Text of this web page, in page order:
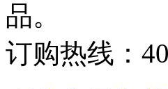
品。
订购热线：